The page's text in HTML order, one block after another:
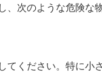
次のような危険な
ください。特に小